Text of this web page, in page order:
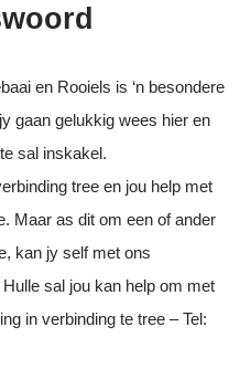
en Rooiels is ‘n besondere
gaan gelukkig wees hier en
sal inskakel.
tree en jou help met
Maar as dit om een of ander
kan jy self met ons
sal jou kan help om met
in verbinding te tree – Tel: